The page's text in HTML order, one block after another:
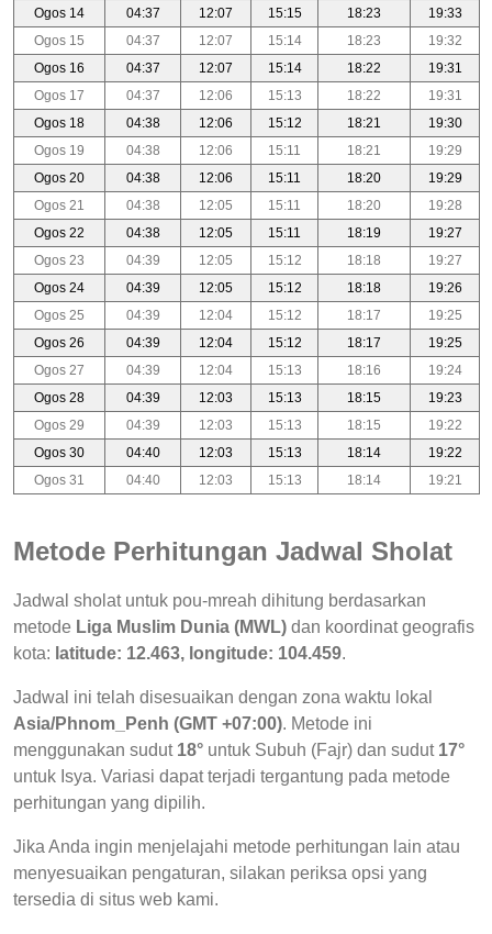
Ogos 14
04:37 12:07 15:15 18:23
19:33
Ogos 15
04:37 12:07 15:14 18:23
19:32
Ogos 16
04:37 12:07 15:14 18:22
19:31
Ogos 17
04:37 12:06 15:13 18:22
19:31
Ogos 18
04:38 12:06 15:12 18:21
19:30
Ogos 19
04:38 12:06 15:11 18:21
19:29
Ogos 20
04:38 12:06 15:11 18:20
19:29
Ogos 21
04:38 12:05 15:11 18:20
19:28
Ogos 22
04:38 12:05 15:11 18:19
19:27
Ogos 23
04:39 12:05 15:12 18:18
19:27
Ogos 24
04:39 12:05 15:12 18:18
19:26
Ogos 25
04:39 12:04 15:12 18:17
19:25
Ogos 26
04:39 12:04 15:12 18:17
19:25
Ogos 27
04:39 12:04 15:13 18:16
19:24
Ogos 28
04:39 12:03 15:13 18:15
19:23
Ogos 29
04:39 12:03 15:13 18:15
19:22
Ogos 30
04:40 12:03 15:13 18:14
19:22
Ogos 31
04:40 12:03 15:13 18:14 19:21
Metode Perhitungan Jadwal Sholat
Jadwal sholat untuk pou-mreah dihitung berdasarkan
metode Liga Muslim Dunia (MWL) dan koordinat geografis
kota: latitude: 12.463, longitude: 104.459.
Jadwal ini telah disesuaikan dengan zona waktu lokal
Asia/Phnom_Penh (GMT +07:00). Metode ini
menggunakan sudut 18° untuk Subuh (Fajr) dan sudut 17°
untuk Isya. Variasi dapat terjadi tergantung pada metode
perhitungan yang dipilih.
Jika Anda ingin menjelajahi metode perhitungan lain atau
menyesuaikan pengaturan, silakan periksa opsi yang
tersedia di situs web kami.